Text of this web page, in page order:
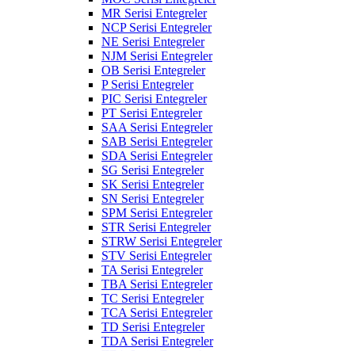
MR Serisi Entegreler
NCP Serisi Entegreler
NE Serisi Entegreler
NJM Serisi Entegreler
OB Serisi Entegreler
P Serisi Entegreler
PIC Serisi Entegreler
PT Serisi Entegreler
SAA Serisi Entegreler
SAB Serisi Entegreler
SDA Serisi Entegreler
SG Serisi Entegreler
SK Serisi Entegreler
SN Serisi Entegreler
SPM Serisi Entegreler
STR Serisi Entegreler
STRW Serisi Entegreler
STV Serisi Entegreler
TA Serisi Entegreler
TBA Serisi Entegreler
TC Serisi Entegreler
TCA Serisi Entegreler
TD Serisi Entegreler
TDA Serisi Entegreler